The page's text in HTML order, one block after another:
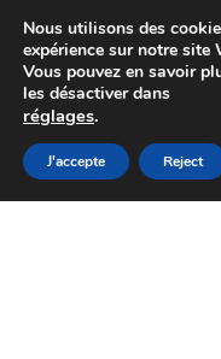
Colissimo
Du lundi au
Aller
à
Aller
au
Nous utilisons des
expérience sur notre site
Vous pouvez en savoir
les désactiver dans
réglages.
J'accepte Reject